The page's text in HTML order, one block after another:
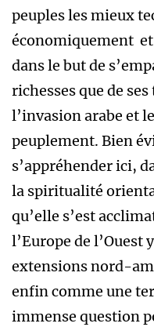
peuples les mieux
économiquement
dans le but de
richesses que de ses
l’invasion arabe et
peuplement. Bien
s’appréhender ici,
la spiritualité
qu’elle s’est
l’Europe de l’Ouest
extensions nord-
enfin comme une
immense question